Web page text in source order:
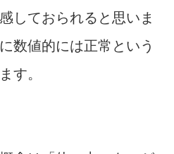
しておられると思いま
数値的には正常という
す。